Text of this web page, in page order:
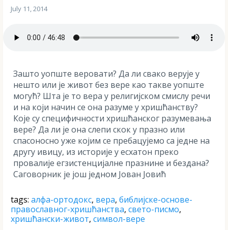
July 11, 2014
Зашто уопште веровати? Да ли свако верује у
нешто или је живот без вере као такве уопште
могућ? Шта је то вера у религијском смислу речи
и на који начин се она разуме у хришћанству?
Које су специфичности хришћанског разумевања
вере? Да ли је она слепи скок у празно или
спасоносно уже којим се пребацујемо са једне на
другу ивицу, из историје у есхатон преко
провалије егзистенцијалне празнине и бездана?
Саговорник је још једном Јован Јовић
tags: алфа-ортодокс, вера, библијске-основе-
православног-хришћанства, свето-писмо,
хришћански-живот, символ-вере